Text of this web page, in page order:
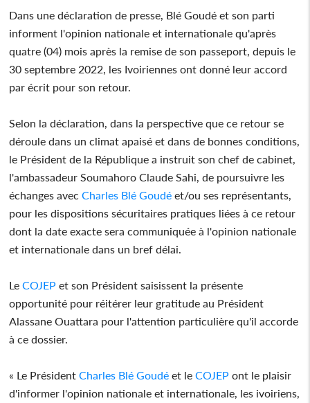
Dans une déclaration de presse, Blé Goudé et son parti
informent l'opinion nationale et internationale qu'après
quatre (04) mois après la remise de son passeport, depuis le
30 septembre 2022, les Ivoiriennes ont donné leur accord
par écrit pour son retour.
Selon la déclaration, dans la perspective que ce retour se
déroule dans un climat apaisé et dans de bonnes conditions,
le Président de la République a instruit son chef de cabinet,
l'ambassadeur Soumahoro Claude Sahi, de poursuivre les
échanges avecCharles Blé Goudé et/ou ses représentants,
pour les dispositions sécuritaires pratiques liées à ce retour
dont la date exacte sera communiquée à l'opinion nationale
et internationale dans un bref délai.
LeCOJEP et son Président saisissent la présente
opportunité pour réitérer leur gratitude au Président
Alassane Ouattara pour l'attention particulière qu'il accorde
à ce dossier.
« Le PrésidentCharles Blé Goudé et leCOJEP ont le plaisir
d'informer l'opinion nationale et internationale, les ivoiriens,